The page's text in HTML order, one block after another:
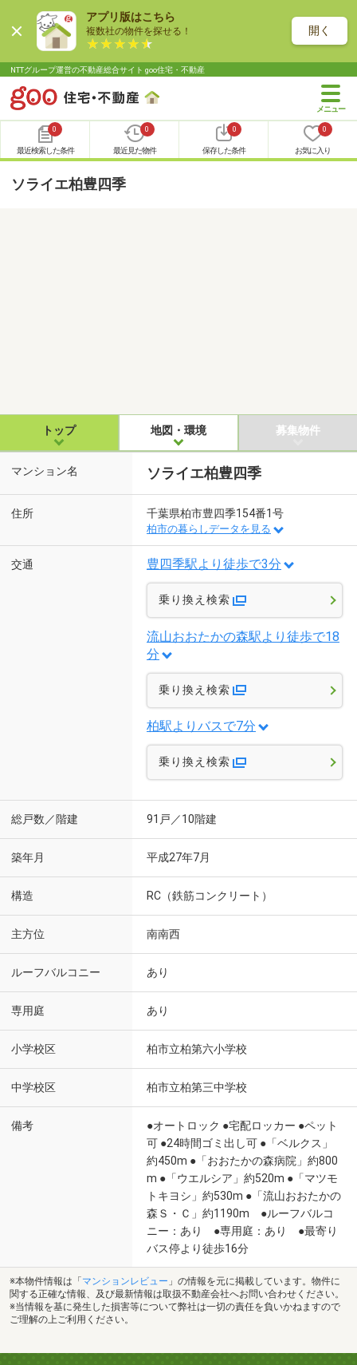
アプリ版はこちら
複数社の物件を探せる！ 開く
NTTグループ運営の不動産総合サイト goo住宅・不動産
0
最近検索した条件
0
最近見た物件
0
保存した条件
0
お気に入り
ソライエ柏豊四季
トップ 地図・環境 募集物件
マンション名 ソライエ柏豊四季
住所 千葉県柏市豊四季154番1号
柏市の暮らしデータを見る
交通 豊四季駅より徒歩で3分
乗り換え検索
流山おおたかの森駅より徒歩で18
分
乗り換え検索
柏駅よりバスで7分
乗り換え検索
総戸数／階建 91戸／10階建
築年月 平成27年7月
構造 RC（鉄筋コンクリート）
主方位 南南西
ルーフバルコニー あり
専用庭 あり
小学校区 柏市立柏第六小学校
中学校区 柏市立柏第三中学校
備考
●オートロック ●宅配ロッカー ●ペット
可 ●24時間ゴミ出し可 ●「ベルクス」
約450m ●「おおたかの森病院」約800
m ●「ウエルシア」約520m ●「マツモ
トキヨシ」約530m ●「流山おおたかの
森Ｓ・Ｃ」約1190m ●ルーフバルコ
ニー：あり ●専用庭：あり ●最寄り
バス停より徒歩16分
※本物件情報は「 マンションレビュー 」の情報を元に掲載しています。物件に
関する正確な情報、及び最新情報は取扱不動産会社へお問い合わせください。
※当情報を基に発生した損害等について弊社は一切の責任を負いかねますので
ご理解の上ご利用ください。